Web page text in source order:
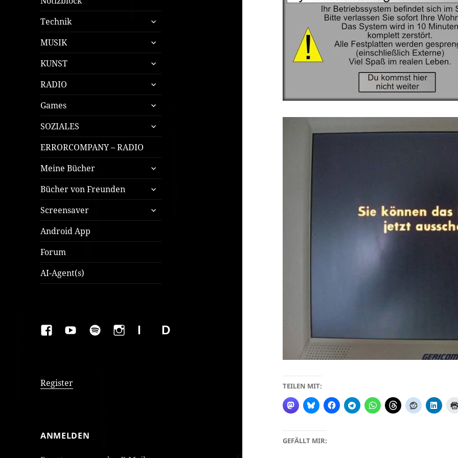
Technik
untermenü
öffnen
MUSIK
untermenü
öffnen
KUNST
untermenü
öffnen
RADIO
untermenü
öffnen
Games
untermenü
öffnen
SOZIALES
untermenü
öffnen
ERRORCOMPANY – RADIO
Meine Bücher
untermenü
öffnen
Bücher von Freunden
untermenü
öffnen
Screensaver
untermenü
öffnen
Android App
Forum
AI-Agent(s)
FAKEBOOK
YOUTUBESPOTIFYINSTAGRAM
IMPRESSUMDatenschutzerklärung
Register
ANMELDEN
TEILEN MIT:
GEFÄLLT MIR: